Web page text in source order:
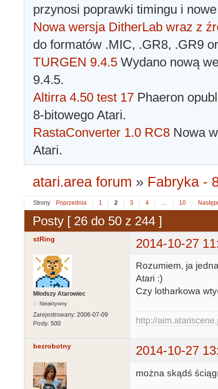
przynosi poprawki timingu i
Nowa wersja DitherLab wraz z
do formatów .MIC, .GR8, .GR9
TURGEN 9.4.5 Wydano nową
9.4.5.
Altirra 4.50 test 17 Phaeron
8-bitowego Atari.
RastaConverter 1.0 RC8 Nowa
Atari.
atari.area forum » Fabryka -
Strony Poprzednia 1 2 3 4 … 10
Posty [ 26 do 50 z 244 ]
stRing 2014-10-27
Młodszy Atarowiec
Nieaktywny
Zarejestrowany: 2006-07-09
Posty: 500
Rozumiem, ja
Atari :)
Czy lotharkowa
http://
bezrobotny 2014-10-27
można skądś